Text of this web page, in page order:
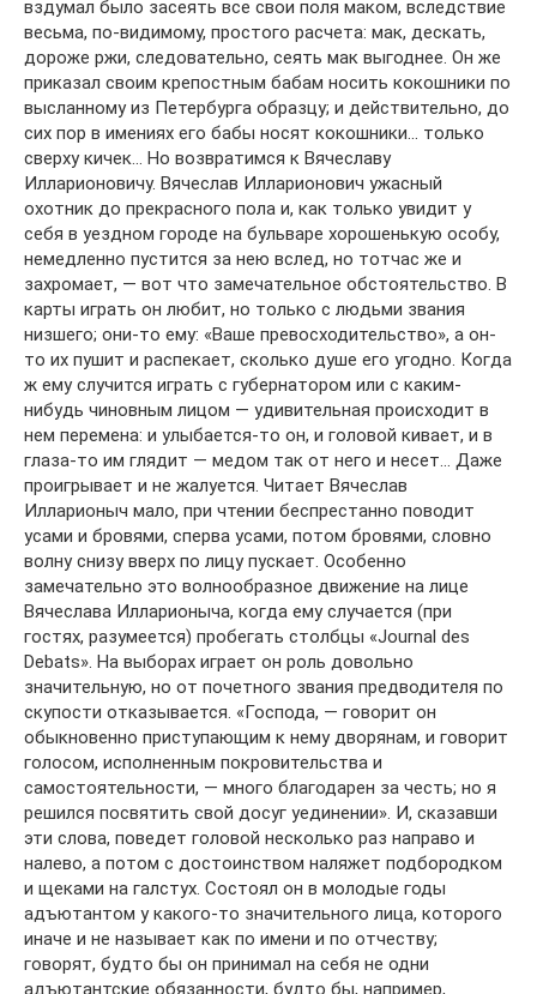
вздумал было засеять все свои поля маком, вследствие
весьма, по-видимому, простого расчета: мак, дескать,
дороже ржи, следовательно, сеять мак выгоднее. Он же
приказал своим крепостным бабам носить кокошники по
высланному из Петербурга образцу; и действительно, до
сих пор в имениях его бабы носят кокошники… только
сверху кичек… Но возвратимся к Вячеславу
Илларионовичу. Вячеслав Илларионович ужасный
охотник до прекрасного пола и, как только увидит у
себя в уездном городе на бульваре хорошенькую особу,
немедленно пустится за нею вслед, но тотчас же и
захромает, — вот что замечательное обстоятельство. В
карты играть он любит, но только с людьми звания
низшего; они-то ему: «Ваше превосходительство», а он-
то их пушит и распекает, сколько душе его угодно. Когда
ж ему случится играть с губернатором или с каким-
нибудь чиновным лицом — удивительная происходит в
нем перемена: и улыбается-то он, и головой кивает, и в
глаза-то им глядит — медом так от него и несет… Даже
проигрывает и не жалуется. Читает Вячеслав
Илларионыч мало, при чтении беспрестанно поводит
усами и бровями, сперва усами, потом бровями, словно
волну снизу вверх по лицу пускает. Особенно
замечательно это волнообразное движение на лице
Вячеслава Илларионыча, когда ему случается (при
гостях, разумеется) пробегать столбцы «Journal des
Debats». На выборах играет он роль довольно
значительную, но от почетного звания предводителя по
скупости отказывается. «Господа, — говорит он
обыкновенно приступающим к нему дворянам, и говорит
голосом, исполненным покровительства и
самостоятельности, — много благодарен за честь; но я
решился посвятить свой досуг уединении». И, сказавши
эти слова, поведет головой несколько раз направо и
налево, а потом с достоинством наляжет подбородком
и щеками на галстух. Состоял он в молодые годы
адъютантом у какого-то значительного лица, которого
иначе и не называет как по имени и по отчеству;
говорят, будто бы он принимал на себя не одни
адъютантские обязанности, будто бы, например,